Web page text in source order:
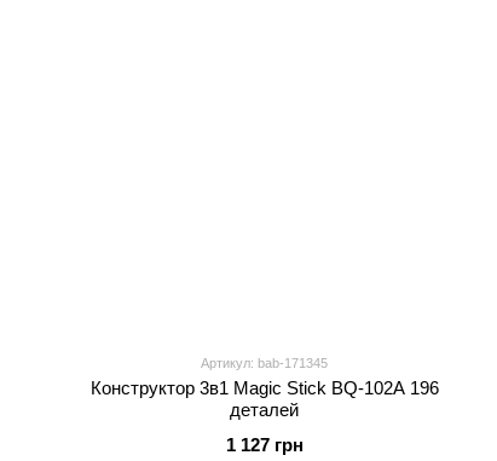
Артикул: bab-171345
Конструктор 3в1 Magic Stick BQ-102A 196
деталей
1 127 грн